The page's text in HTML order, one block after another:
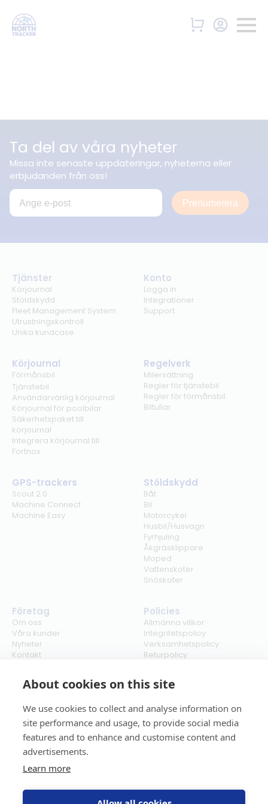
About cookies on this site
We use cookies to collect and analyse information on
site performance and usage, to provide social media
features and to enhance and customise content and
advertisements.
Learn more
Ta del av våra nyheter
Missa inte senaste uppdateringar, nyheterna eller
erbjudanden från oss!
Prenumerera
Tjänster
Körjournal
Stöldskydd
Fleet Management System
Utrustningskontroll
Unika kundcase
Konto
Logga in
Integrationer
Support
Körjournal
Förmånsbil
Tjänstebil
Användarvänlig körjournal
Körjournal för poolbilar
Säkerhetspaket till
körjournal
Integrera körjournal till
Fortnox
Regelverk
Milersättning
Regler för tjänstebil
Regler för förmånsbil
Biltullar
GPS-trackers
Scout 2.0
Machine Connect
Machine Easy
Stöldskydd
Båt
Bil
Motorcykel
Husbil/Husvagn
Fyrhjuling
Åkgräsklippare
Moped
Vattenskoter
Snöskoter
Företag
Om oss
Våra kunder
Nyheter
Kontakt
Policies
Allmänna villkor
Integritetspolicy
Verksamhetspolicy
Returpolicy
Cookies